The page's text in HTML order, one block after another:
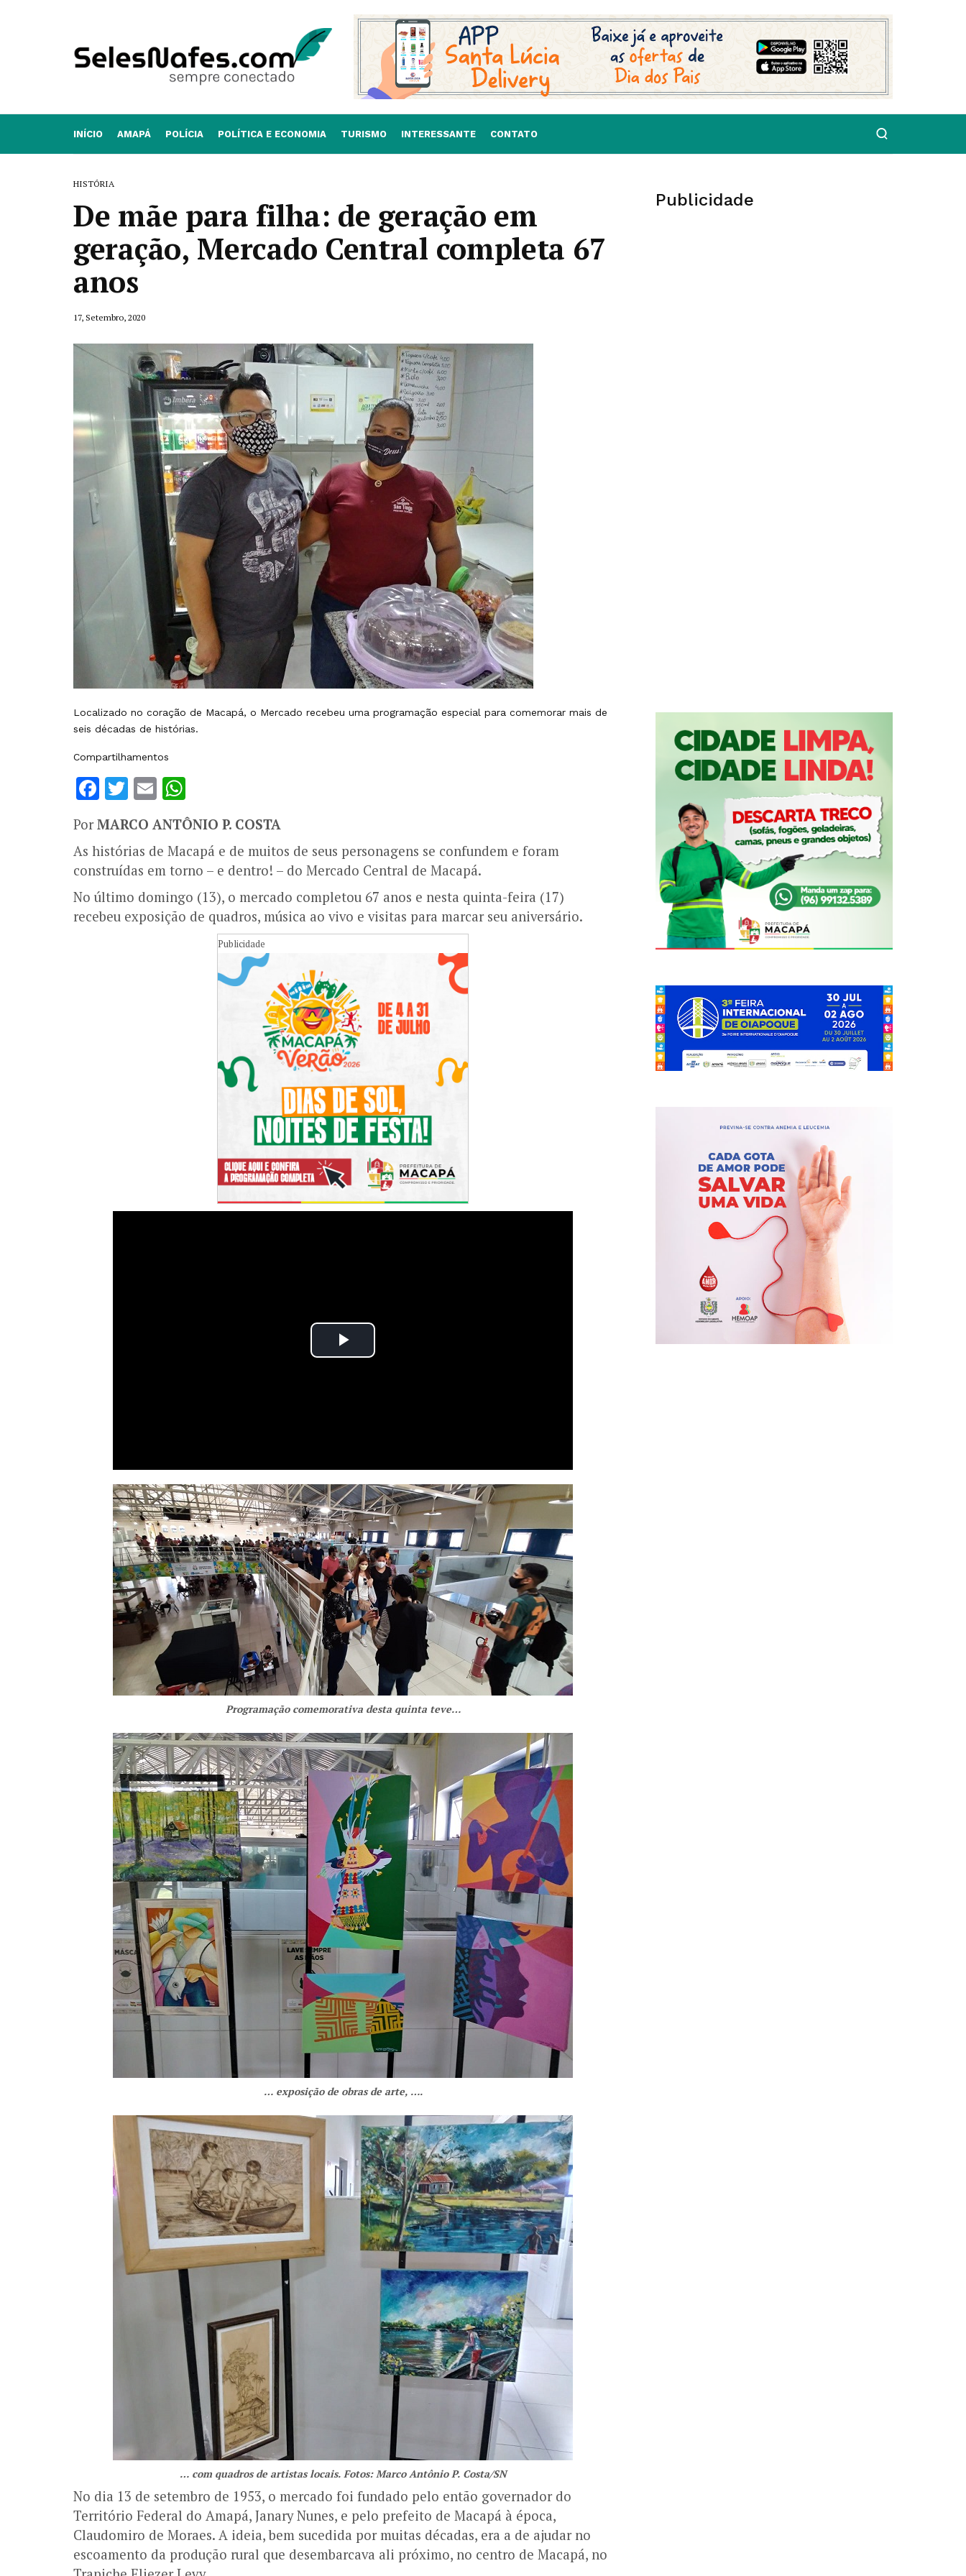
INÍCIO AMAPÁ POLÍCIA POLÍTICA E ECONOMIA TURISMO INTERESSANTE CONTATO
HISTÓRIA
De mãe para filha: de geração em
geração, Mercado Central completa 67
anos
17, Setembro, 2020
Localizado no coração de Macapá, o Mercado recebeu uma programação especial para comemorar mais de
seis décadas de histórias.
Compartilhamentos
Facebook
Twitter
Email
PorMARCO ANTÔNIO P. COSTA
As histórias de Macapá e de muitos de seus personagens se confundem e foram
construídas em torno – e dentro! – do Mercado Central de Macapá.
No último domingo (13), o mercado completou 67 anos e nesta quinta-feira (17)
recebeu exposição de quadros, música ao vivo e visitas para marcar seu aniversário.
Publicidade
Programação comemorativa desta quinta teve…
… exposição de obras de arte, ….
… com quadros de artistas locais. Fotos: Marco Antônio P. Costa/SN
No dia 13 de setembro de 1953, o mercado foi fundado pelo então governador do
Território Federal do Amapá, Janary Nunes, e pelo prefeito de Macapá à época,
Claudomiro de Moraes. A ideia, bem sucedida por muitas décadas, era a de ajudar no
escoamento da produção rural que desembarcava ali próximo, no centro de Macapá, no
Publicidade